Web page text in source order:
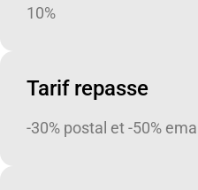
10%
Tarif repasse
-30% postal et -50%